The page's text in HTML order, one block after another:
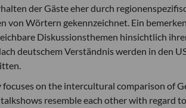
der Gäste eher durch
von Wörtern gekennzeichnet. Ein
Diskussionsthemen hinsichtlich
deutschem Verständnis werden in den
focuses on the intercultural comparison of
resemble each other with regard